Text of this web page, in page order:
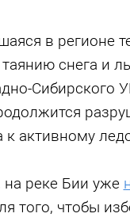
в регионе
снега и
Сибирского
к активному
реке Бии уже
того, чтобы